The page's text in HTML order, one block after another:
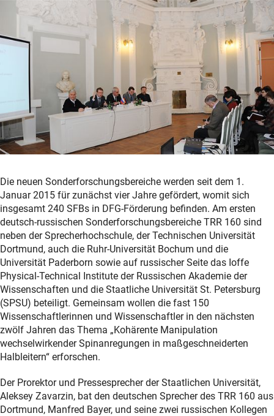
Die neuen Sonderforschungsbereiche werden seit dem 1.
Januar 2015 für zunächst vier Jahre gefördert, womit sich
insgesamt 240 SFBs in DFG-Förderung befinden. Am ersten
deutsch-russischen Sonderforschungsbereiche TRR 160 sind
neben der Sprecherhochschule, der Technischen Universität
Dortmund, auch die Ruhr-Universität Bochum und die
Universität Paderborn sowie auf russischer Seite das Ioffe
Physical-Technical Institute der Russischen Akademie der
Wissenschaften und die Staatliche Universität St. Petersburg
(SPSU) beteiligt. Gemeinsam wollen die fast 150
Wissenschaftlerinnen und Wissenschaftler in den nächsten
zwölf Jahren das Thema „Kohärente Manipulation
wechselwirkender Spinanregungen in maßgeschneiderten
Halbleitern“ erforschen.
Der Prorektor und Pressesprecher der Staatlichen Universität,
Aleksey Zavarzin, bat den deutschen Sprecher des TRR 160 aus
Dortmund, Manfred Bayer, und seine zwei russischen Kollegen